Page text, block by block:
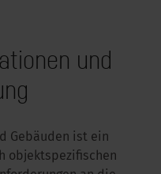
und
Gebäuden ist ein
objektspezifischen